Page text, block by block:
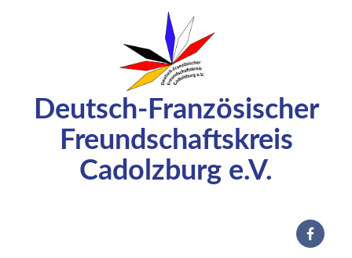
Deutsch-Französischer
Freundschaftskreis
Cadolzburg e.V.